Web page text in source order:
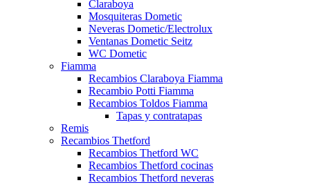
Claraboya
Mosquiteras Dometic
Neveras Dometic/Electrolux
Ventanas Dometic Seitz
WC Dometic
Fiamma
Recambios Claraboya Fiamma
Recambio Potti Fiamma
Recambios Toldos Fiamma
Tapas y contratapas
Remis
Recambios Thetford
Recambios Thetford WC
Recambios Thetford cocinas
Recambios Thetford neveras